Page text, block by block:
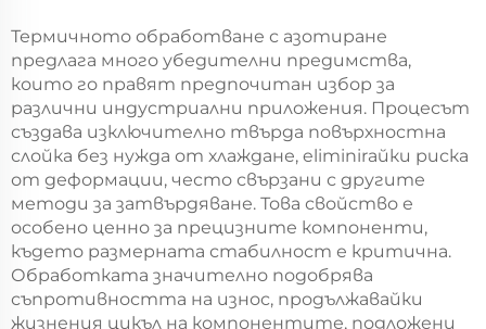
Термичното обработване с азотиране
предлага много убедителни предимства,
които го правят предпочитан избор за
различни индустриални приложения. Процесът
създава изключително твърда повърхностна
слойка без нужда от хлаждане, eliminirайки риска
от деформации, често свързани с другите
методи за затвърдяване. Това свойство е
особено ценно за прецизните компоненти,
където размерната стабилност е критична.
Обработката значително подобрява
съпротивността на износ, продължавайки
жизнения цикъл на компонентите, подложени